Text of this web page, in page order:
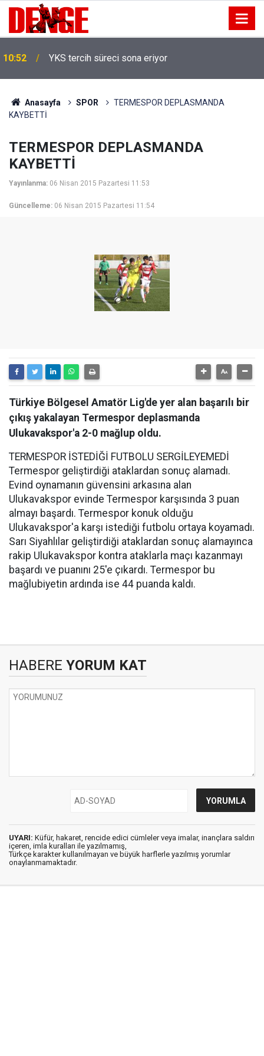
10:52 YKS tercih süreci sona eriyor
Anasayfa SPOR
TERMESPOR DEPLASMANDA
KAYBETTİ
TERMESPOR DEPLASMANDA
KAYBETTİ
Yayınlanma: 06 Nisan 2015 Pazartesi 11:53
Güncelleme: 06 Nisan 2015 Pazartesi 11:54
Türkiye Bölgesel Amatör Lig'de yer alan başarılı bir
çıkış yakalayan Termespor deplasmanda
Ulukavakspor'a 2-0 mağlup oldu.
TERMESPOR İSTEDİĞİ FUTBOLU SERGİLEYEMEDİ
Termespor geliştirdiği ataklardan sonuç alamadı.
Evind oynamanın güvensini arkasına alan
Ulukavakspor evinde Termespor karşısında 3 puan
almayı başardı. Termespor konuk olduğu
Ulukavakspor'a karşı istediği futbolu ortaya koyamadı.
Sarı Siyahlılar geliştirdiği ataklardan sonuç alamayınca
rakip Ulukavakspor kontra ataklarla maçı kazanmayı
başardı ve puanını 25'e çıkardı. Termespor bu
mağlubiyetin ardında ise 44 puanda kaldı.
HABERE YORUM KAT
UYARI: Küfür, hakaret, rencide edici cümleler veya imalar, inançlara saldırı
içeren, imla kuralları ile yazılmamış,
Türkçe karakter kullanılmayan ve büyük harflerle yazılmış yorumlar
onaylanmamaktadır.